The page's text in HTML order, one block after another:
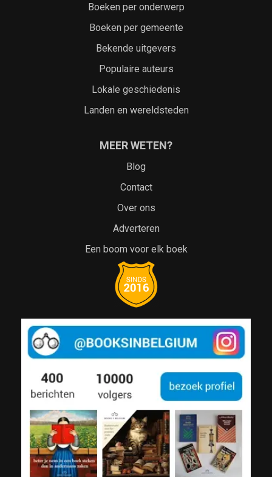
Boeken per onderwerp
Boeken per gemeente
Bekende uitgevers
Populaire auteurs
Lokale geschiedenis
Landen en wereldsteden
MEER WETEN?
Blog
Contact
Over ons
Adverteren
Een boom voor elk boek